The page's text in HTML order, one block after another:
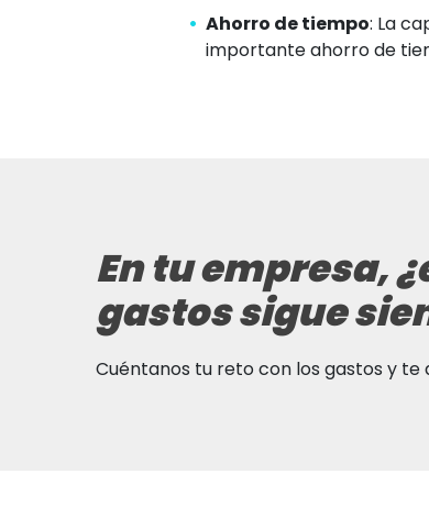
Ahorro de tiempo: La
importante ahorro de
En tu empresa,
gastos sigue
Cuéntanos tu reto con los gastos y